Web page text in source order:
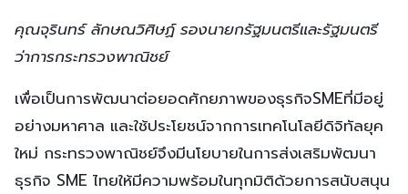
คุณจุรินทร์ ลักษณวิศิษฏ์ รองนายกรัฐมนตรีและรัฐมนตรี
ว่าการกระทรวงพาณิชย์
เพื่อเป็นการพัฒนาต่อยอดศักยภาพของธุรกิจSMEที่มีอยู่
อย่างมหาศาล และใช้ประโยชน์จากการเทคโนโลยีดิจิทัลยุค
ใหม่ กระทรวงพาณิชย์จึงมีนโยบายในการส่งเสริมพัฒนา
ธุรกิจ SME ไทยให้มีความพร้อมในทุกมิติด้วยการสนับสนุน